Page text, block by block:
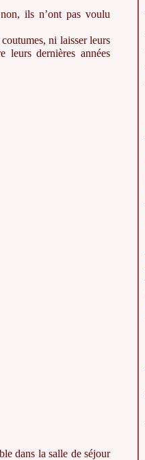
ils n’ont pas voulu
ni laisser leurs
dernières années
dans la salle de séjour